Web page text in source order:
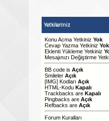
Yetkileriniz
Konu Acma Yetkiniz Yok
Cevap Yazma Yetkiniz Yok
Eklenti Yükleme Yetkiniz
Mesajınızı Değiştirme
BB code is Açık
Smileler Açık
[IMG] Kodları Açık
HTML-Kodu Kapalı
Trackbacks are Kapalı
Pingbacks are Açık
Refbacks are Açık
Forum Kuralları